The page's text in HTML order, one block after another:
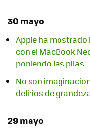
30 mayo
Apple ha
con el MacBook
poniendo las pilas
No son
delirios de
29 mayo